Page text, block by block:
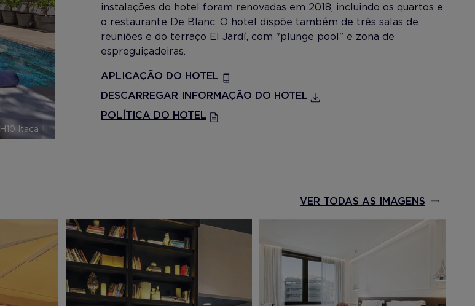
H10 Itaca
instalações do hotel foram renovadas em 2018, incluindo os quartos e
o restaurante De Blanc. O hotel dispõe também de três salas de
reuniões e do terraço El Jardí, com "plunge pool" e zona de
espreguiçadeiras.
APLICAÇÃO DO HOTEL
DESCARREGAR INFORMAÇÃO DO HOTEL
POLÍTICA DO HOTEL
VER TODAS AS IMAGENS